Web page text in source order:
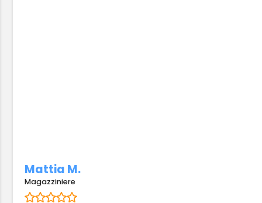
Mattia M.
Magazziniere